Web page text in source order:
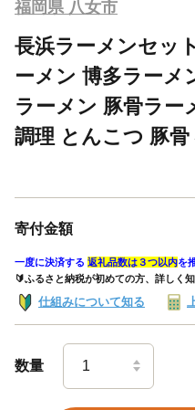
福岡県 八女市
長浜ラーメンセッ
ーメン 博多ラーメ
ラーメン 豚骨ラー
調理 とんこつ 豚骨
寄付金額
一度に決済する 返礼品数は３つ以内を
🔰ふるさと納税が初めての方、詳しく
仕組みについて知る
数量